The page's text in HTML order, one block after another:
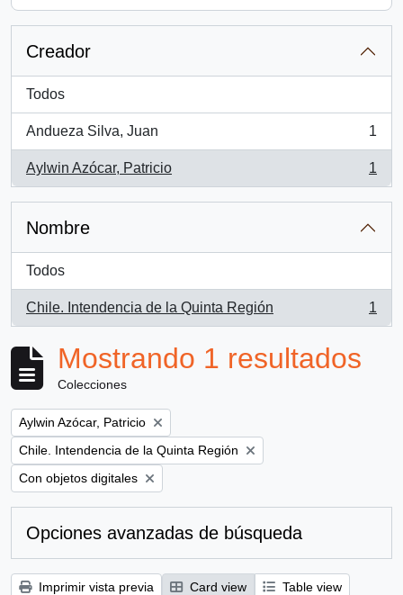
Creador
Todos
Andueza Silva, Juan
, 1 resultados
1
Aylwin Azócar, Patricio
, 1 resultados
1
Nombre
Todos
Chile. Intendencia de la Quinta Región
, 1 resultados
1
Mostrando 1 resultados
Colecciones
Remove filter:
Aylwin Azócar, Patricio
Remove filter:
Chile. Intendencia de la Quinta Región
Remove filter:
Con objetos digitales
Opciones avanzadas de búsqueda
Imprimir vista previa Card view
Table view